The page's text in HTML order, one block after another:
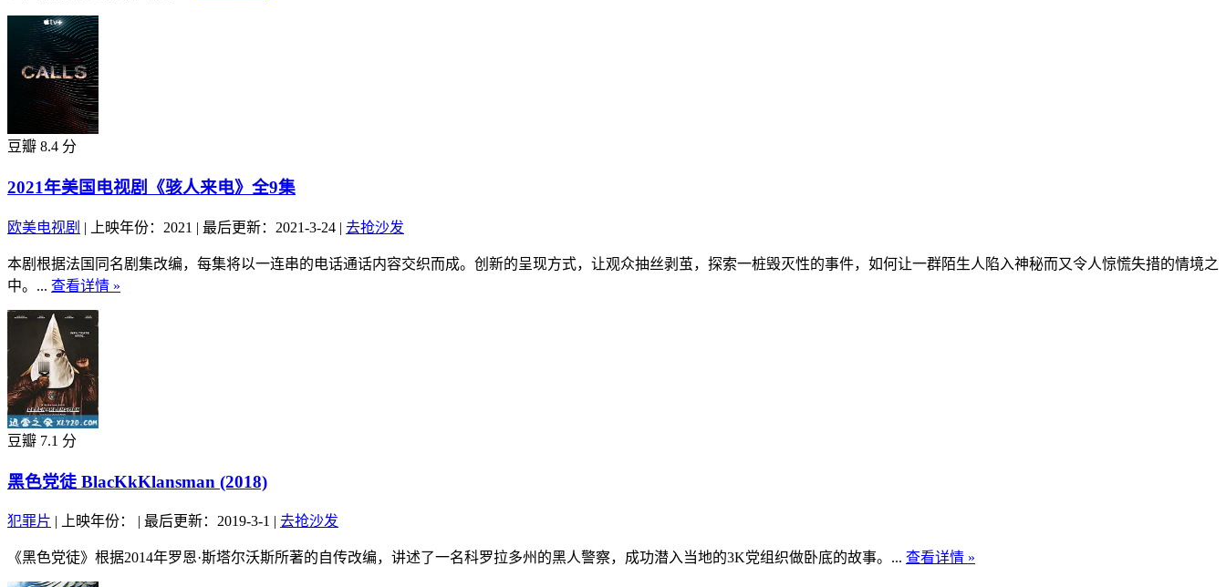
豆瓣 8.4 分
2021年美国电视剧《骇人来电》全9集
欧美电视剧 | 上映年份：2021 | 最后更新：2021-3-24 | 去抢沙发
本剧根据法国同名剧集改编，每集将以一连串的电话通话内容交织而成。创新的呈现方式，让观众抽丝剥茧，探索一桩毁灭性的事件，如何让一群陌生人陷入神秘而又令人惊慌失措的情境之
中。... 查看详情 »
豆瓣 7.1 分
黑色党徒 BlacKkKlansman (2018)
犯罪片 | 上映年份： | 最后更新：2019-3-1 | 去抢沙发
《黑色党徒》根据2014年罗恩·斯塔尔沃斯所著的自传改编，讲述了一名科罗拉多州的黑人警察，成功潜入当地的3K党组织做卧底的故事。... 查看详情 »